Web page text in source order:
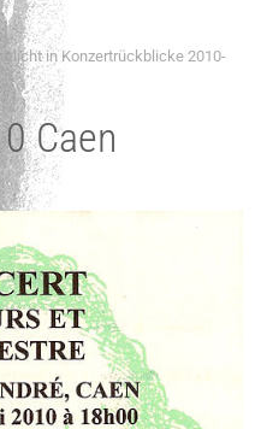
inKonzertrückblicke 2010-
Caen